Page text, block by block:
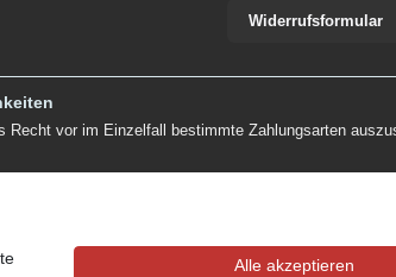
Widerrufsformular
Recht vor im Einzelfall bestimmte Zahlungsarten
Alle akzeptieren